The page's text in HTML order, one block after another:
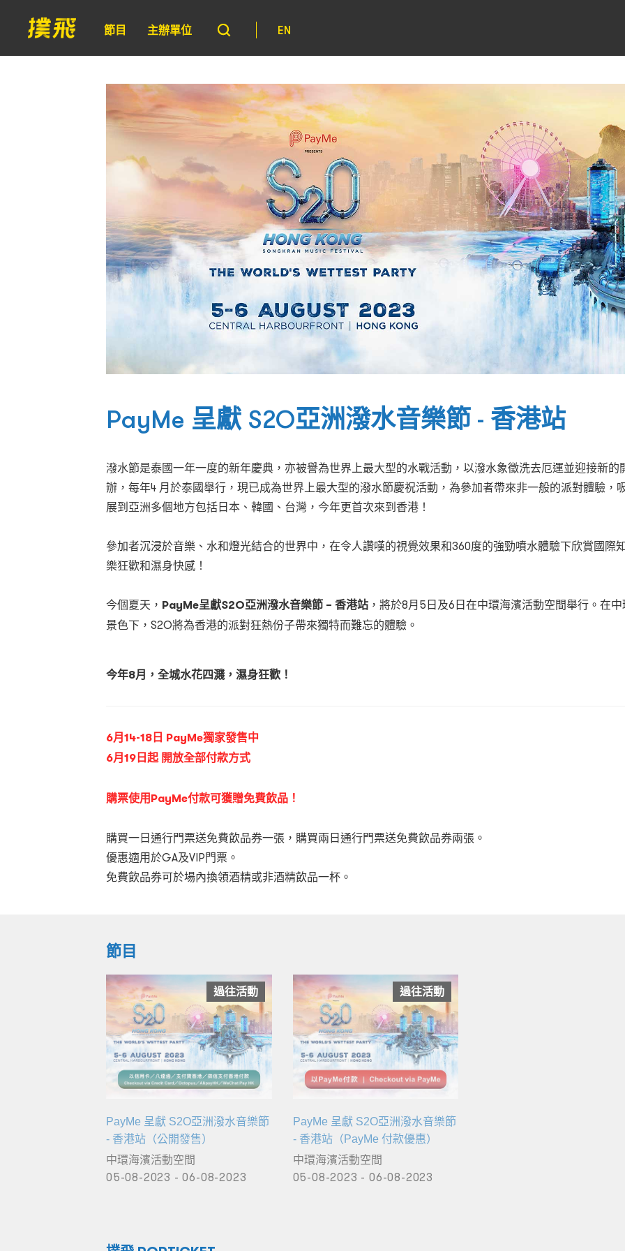
節目 主辦單位 EN
PayMe 呈獻 S2O亞洲潑水音樂節 - 香港站
潑水節是泰國一年一度的新年慶典，亦被譽為世界上最大型的水戰活動，以潑水象徵洗去厄運並迎接新
辦，每年4 月於泰國舉行，現已成為世界上最大型的潑水節慶祝活動，為參加者帶來非一般的派對體驗，
展到亞洲多個地方包括日本、韓國、台灣，今年更首次來到香港！
參加者沉浸於音樂、水和燈光結合的世界中，在令人讚嘆的視覺效果和360度的強勁噴水體驗下欣賞國際
樂狂歡和濕身快感！
今個夏天， PayMe呈獻S2O亞洲潑水音樂節 – 香港站 ，將於8月5日及6日在中環海濱活動空間舉行。在
景色下，S2O將為香港的派對狂熱份子帶來獨特而難忘的體驗。
今年8月，全城水花四濺，濕身狂歡！
6月14-18日 PayMe獨家發售中
6月19日起 開放全部付款方式
購票使用PayMe付款可獲贈免費飲品！
購買一日通行門票送免費飲品券一張，購買兩日通行門票送免費飲品券兩張。
優惠適用於GA及VIP門票。
免費飲品券可於場內換領酒精或非酒精飲品一杯。
節目
過往活動
PayMe 呈獻 S2O亞洲潑水音樂節
- 香港站（公開發售）
中環海濱活動空間
05-08-2023 - 06-08-2023
過往活動
PayMe 呈獻 S2O亞洲潑水音樂節
- 香港站（PayMe 付款優惠）
中環海濱活動空間
05-08-2023 - 06-08-2023